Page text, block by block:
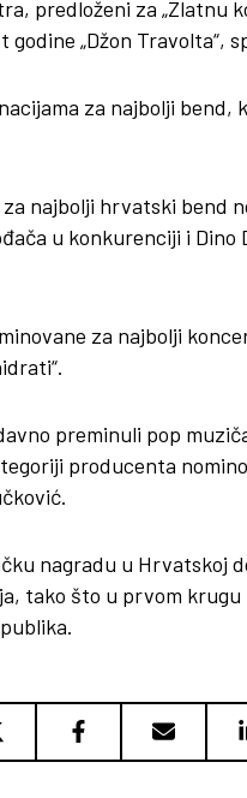
predloženi za „Zlatnu
„Džon Travolta“,
za najbolji
za najbolji hrvatski bend
u konkurenciji i
za najbolji
preminuli pop
producenta
nagradu u Hrvatskoj
tako što u prvom